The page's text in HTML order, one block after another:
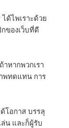
ด้ไพเราะด้วย
ของเว็บที่ดี
หากพวกเรา
พทดแทน การ
โอกาส บรรลุ
น และก็ผู้รับ